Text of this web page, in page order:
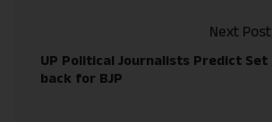
Next Post
UP Political Journalists Predict Set
back for BJP